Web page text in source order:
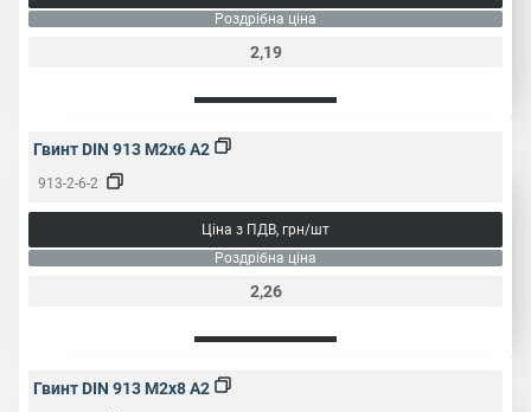
Роздрібна ціна
2,19
Гвинт DIN 913 M2x6 A2
913-2-6-2
Ціна з ПДВ, грн/шт
Роздрібна ціна
2,26
Гвинт DIN 913 M2x8 A2